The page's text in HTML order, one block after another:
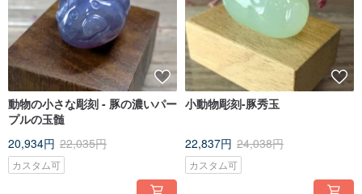
動物の小さな彫刻 - 豚の濃いパー
プルの玉髄
20,934円 22,035円
カスタム可
小動物彫刻-豚秀玉
22,837円 24,038円
カスタム可